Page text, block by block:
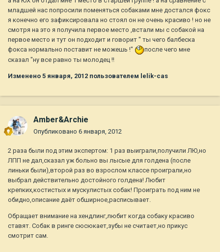
младшей нас попросили поменяться собаками мне достался фокс
я конечно его зафиксировала но стоял он не очень красиво ! но не
смотря на это я получила первое место ,встали мы с собакой на
первое место и тут он подходит и говорит " ты чего балбеска
фокса нормально поставит не можешь !"
после чего мне
сказал "ну все равно ты молодец !!
Изменено 5 января, 2012 пользователем lelik-cas
Amber&Archie
Опубликовано 6 января, 2012
2 раза были под этим экспертом: 1 раз выиграли,получили ЛЮ,но
ЛПП не дал,сказал уж больно вы лысые для голдена (после
линьки были),второй раз во взрослом классе проиграли,но
выбрал действительно достойного голдена! Любит
крепких,костистых и мускулистых собак! Проиграть под ним не
обидно,описание даёт обширное,расписывает.
Обращает внимание на хендлинг,любит когда собаку красиво
ставят. Собак в ринге сюсюкает,зубы не считает,но прикус
смотрит сам.